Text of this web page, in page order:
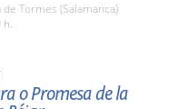
de Tormes (Salamanca)
h.
o Promesa de la